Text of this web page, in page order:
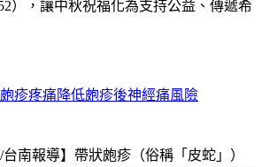
），讓中秋祝福化為支持公益、傳遞希
疹疼痛降低皰疹後神經痛風險
台南報導】帶狀皰疹（俗稱「皮蛇」）